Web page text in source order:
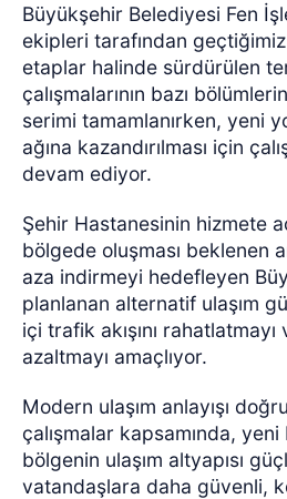
Büyükşehir Belediyesi Fen
ekipleri tarafından
etaplar halinde sürdürülen
çalışmalarının bazı
serimi tamamlanırken, yeni
ağına kazandırılması için
devam ediyor.
Şehir Hastanesinin hizmete
bölgede oluşması beklenen
aza indirmeyi hedefleyen
planlanan alternatif ulaşım
içi trafik akışını
azaltmayı amaçlıyor.
Modern ulaşım anlayışı
çalışmalar kapsamında, yeni
bölgenin ulaşım altyapısı
vatandaşlara daha güvenli,